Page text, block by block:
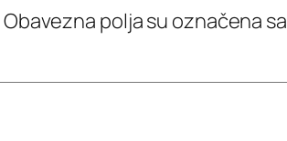
Obavezna polja su označena sa